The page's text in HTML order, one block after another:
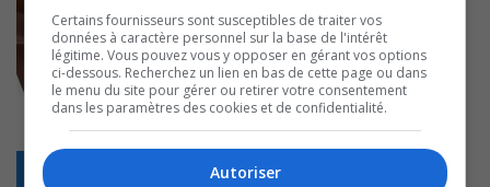
Certains fournisseurs sont susceptibles de traiter vos
données à caractère personnel sur la base de l'intérêt
légitime. Vous pouvez vous y opposer en gérant vos options
ci-dessous. Recherchez un lien en bas de cette page ou dans
le menu du site pour gérer ou retirer votre consentement
dans les paramètres des cookies et de confidentialité.
Autoriser